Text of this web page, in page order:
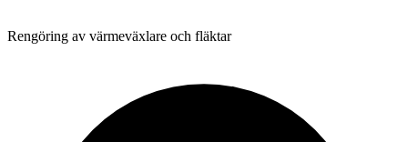
Rengöring av värmeväxlare och fläktar